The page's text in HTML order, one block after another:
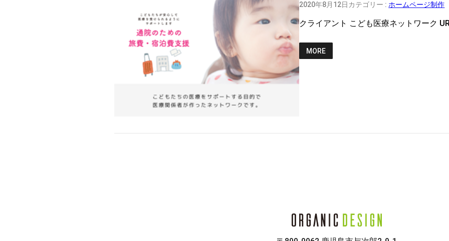
2020年8月12日 カテゴリー :ホームページ制作
クライアント こども医療ネットワーク
MORE